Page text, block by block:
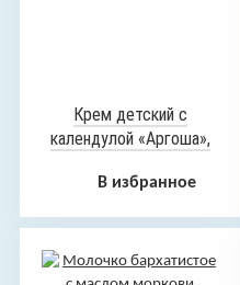
Крем детский с
календулой «Аргоша»,
В избранное